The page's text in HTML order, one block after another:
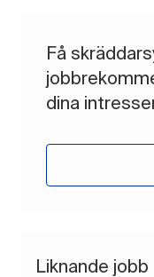
Få
dina
Liknande jobb